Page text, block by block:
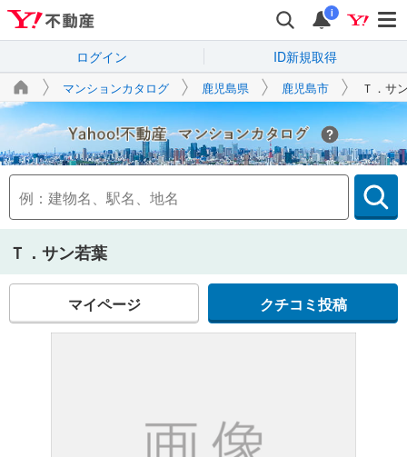
i
ログイン ID新規取得
マンションカタログ 鹿児島県 鹿児島市 Ｔ．サ
Yahoo!不動産
Ｔ．サン若葉
マイページ クチコミ投稿